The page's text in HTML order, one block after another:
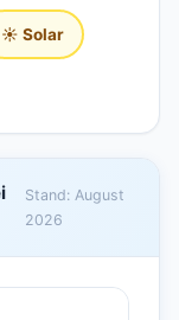
☀️ Solar
Stand: August
2026